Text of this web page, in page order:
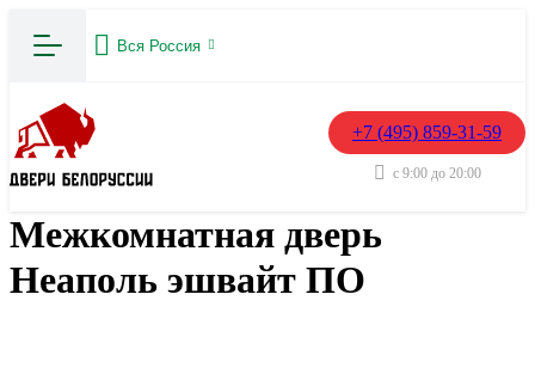
Вся Россия
+7 (495) 859-31-59
с 9:00 до 20:00
Межкомнатная дверь
Неаполь эшвайт ПО